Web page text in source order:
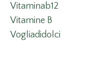
Vitaminab12
Vitamine B
Vogliadidolci